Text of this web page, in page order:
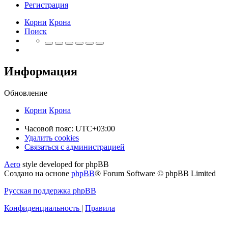
Регистрация
Корни Крона
Поиск
Информация
Обновление
Корни Крона
Часовой пояс: UTC+03:00
Удалить cookies
Связаться
администрацией
Связаться с администрацией
Aero style developed for phpBB
Создано на основе phpBB® Forum Software © phpBB Limited
Русская поддержка phpBB
Конфиденциальность | Правила